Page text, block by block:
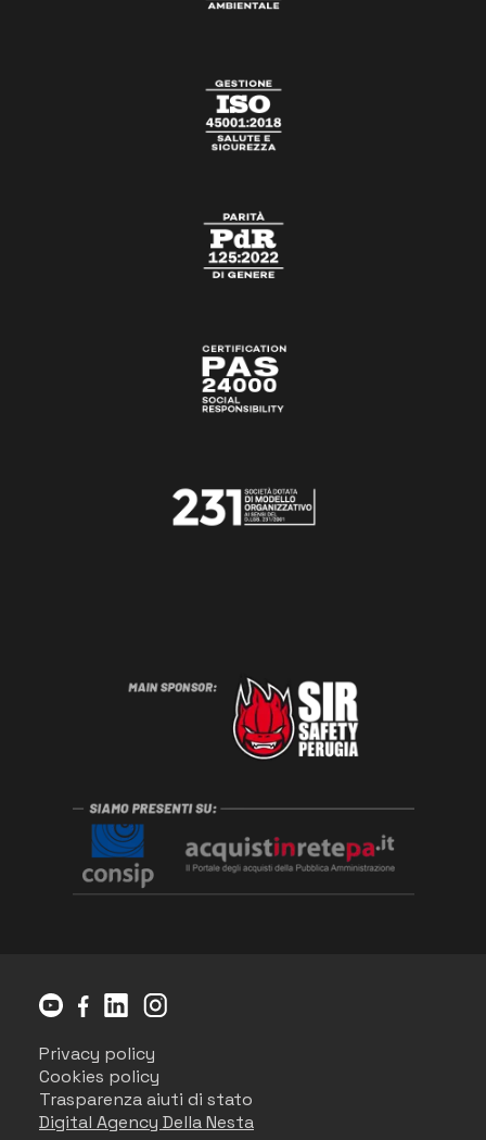
Privacy policy
Cookies policy
Trasparenza aiuti di stato
Digital Agency Della Nesta